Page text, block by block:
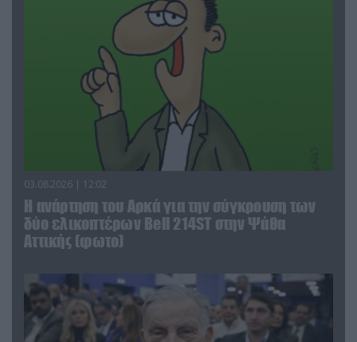
03.08.2026 | 12:02
Η ανάρτηση του Αρκά για την σύγκρουση των
δύο ελικοπτέρων Bell 214ST στην Ψάθα
Αττικής (φωτο)